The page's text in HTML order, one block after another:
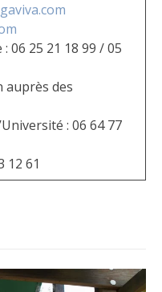
06 25 21 18 99 / 05
auprès des
: 06 64 77
12 61